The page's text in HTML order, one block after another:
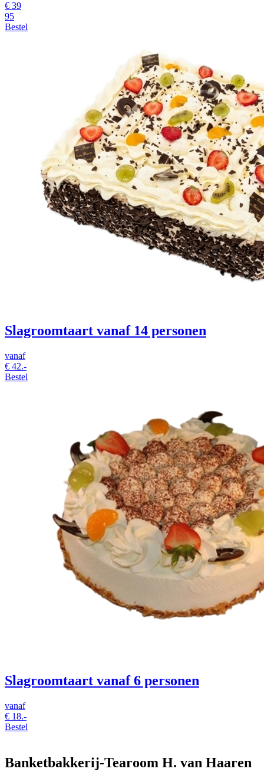
€ 39
95
Bestel
Slagroomtaart vanaf 14 personen
vanaf
€ 42.-
Bestel
Slagroomtaart vanaf 6 personen
vanaf
€ 18.-
Bestel
Banketbakkerij-Tearoom H. van Haaren